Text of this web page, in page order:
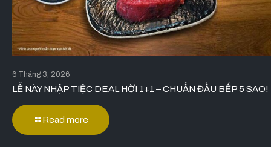
6 Tháng 3, 2026
LỄ NÀY NHẬP TIỆC DEAL HỜI 1+1 – CHUẨN ĐẦU BẾP 5 SAO!
Read more